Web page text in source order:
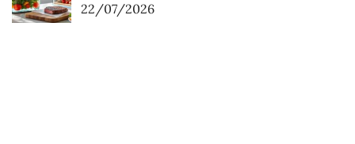
22/07/2026